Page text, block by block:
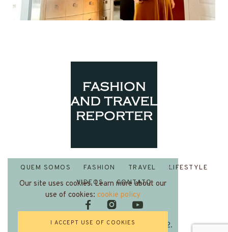
Fashion and Travel Reporter 2022.
QUEM SOMOS FASHION TRAVEL
LIFESTYLE
VIDEOS
CONTATO
Our site uses cookies. Learn more about our
use of cookies: cookie policy
I ACCEPT USE OF COOKIES